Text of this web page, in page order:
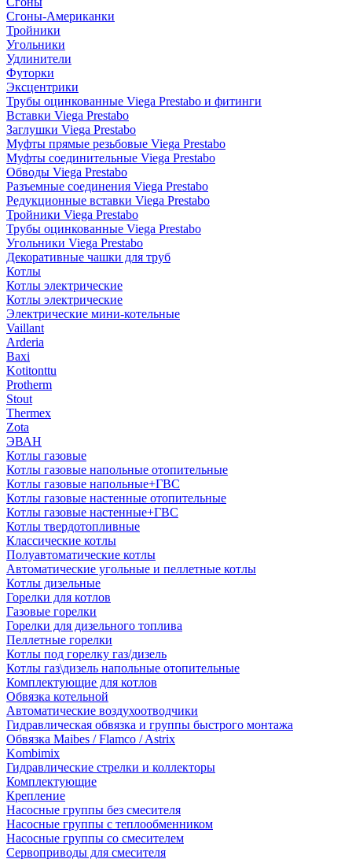
Сгоны-Американки
Тройники
Угольники
Удлинители
Футорки
Эксцентрики
Трубы оцинкованные Viega Prestabo и фитинги
Вставки Viega Prestabo
Заглушки Viega Prestabo
Муфты прямые резьбовые Viega Prestabo
Муфты соединительные Viega Prestabo
Обводы Viega Prestabo
Разъемные соединения Viega Prestabo
Редукционные вставки Viega Prestabo
Тройники Viega Prestabo
Трубы оцинкованные Viega Prestabo
Угольники Viega Prestabo
Декоративные чашки для труб
Котлы
Котлы электрические
Котлы электрические
Электрические мини-котельные
Vaillant
Arderia
Baxi
Kotitonttu
Protherm
Stout
Thermex
Zota
ЭВАН
Котлы газовые
Котлы газовые напольные отопительные
Котлы газовые напольные+ГВС
Котлы газовые настенные отопительные
Котлы газовые настенные+ГВС
Котлы твердотопливные
Классические котлы
Полуавтоматические котлы
Автоматические угольные и пеллетные котлы
Котлы дизельные
Горелки для котлов
Газовые горелки
Горелки для дизельного топлива
Пеллетные горелки
Котлы под горелку газ/дизель
Котлы газ\дизель напольные отопительные
Комплектующие для котлов
Обвязка котельной
Автоматические воздухоотводчики
Гидравлическая обвязка и группы быстрого монтажа
Обвязка Maibes / Flamco / Astrix
Kombimix
Гидравлические стрелки и коллекторы
Комплектующие
Крепление
Насосные группы без смесителя
Насосные группы с теплообменником
Насосные группы со смесителем
Сервоприводы для смесителя